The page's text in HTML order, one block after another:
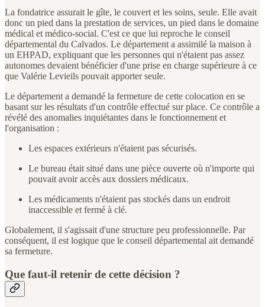
La fondatrice assurait le gîte, le couvert et les soins, seule. Elle avait
donc un pied dans la prestation de services, un pied dans le domaine
médical et médico-social. C'est ce que lui reproche le conseil
départemental du Calvados. Le département a assimilé la maison à
un EHPAD, expliquant que les personnes qui n'étaient pas assez
autonomes devaient bénéficier d'une prise en charge supérieure à ce
que Valérie Levieils pouvait apporter seule.
Le département a demandé la fermeture de cette colocation en se
basant sur les résultats d'un contrôle effectué sur place. Ce contrôle a
révélé des anomalies inquiétantes dans le fonctionnement et
l'organisation :
Les espaces extérieurs n'étaient pas sécurisés.
Le bureau était situé dans une pièce ouverte où n'importe qui
pouvait avoir accès aux dossiers médicaux.
Les médicaments n'étaient pas stockés dans un endroit
inaccessible et fermé à clé.
Globalement, il s'agissait d'une structure peu professionnelle. Par
conséquent, il est logique que le conseil départemental ait demandé
sa fermeture.
Que faut-il retenir de cette décision ?